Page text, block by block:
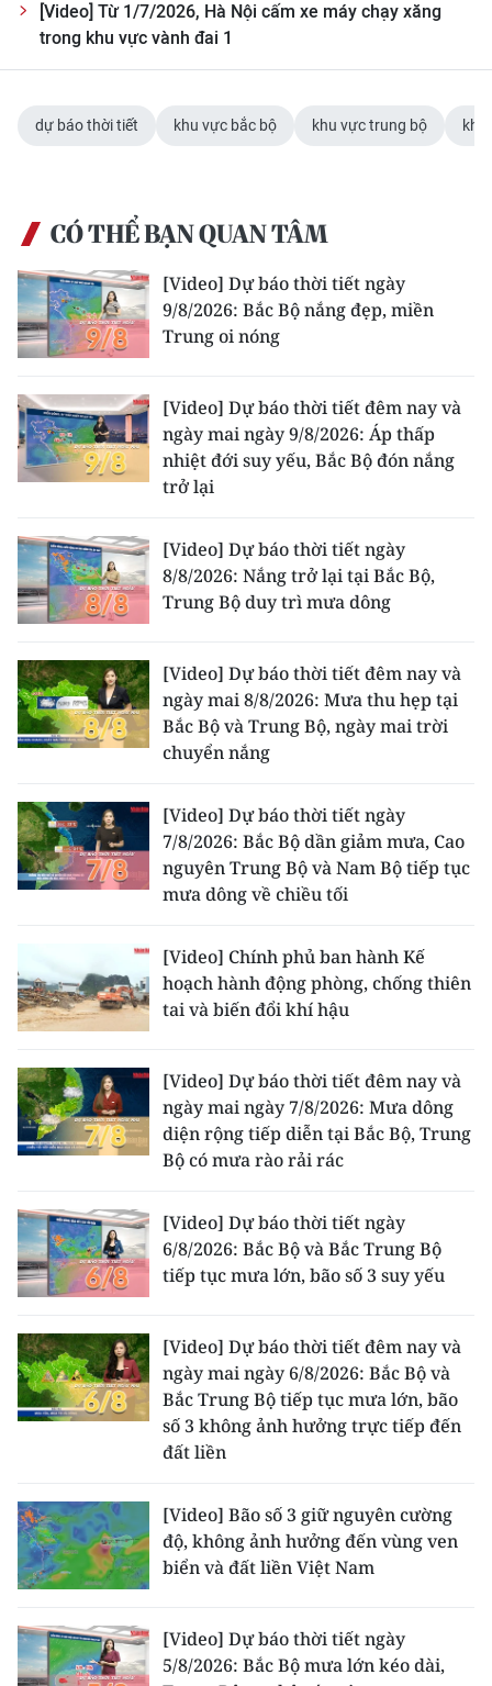
Media Chính trị
Media Kinh tế
Media Văn hóa
Media Pháp luật
Media Du lịch
Media Thế giới
Media Thể thao
Media Giáo dục
Media Y tế
Media Môi trường
Ảnh
TIN MỚI
Trung du và miền núi phía Bắc
Đồng bằng sông Hồng
Duyên hải Nam Trung Bộ và Tây
Nguyên
Đồng bằng sông Cửu Long
Chuyên trang Hà Nội
CHUYÊN ĐỀ
CÁC CHUYÊN TRANG
VỀ BÁO NHÂN DÂN
THỜI NAY
NHÂN DÂN HẰNG THÁNG
MUA BÁO
ĐỌC BÁO IN
[Video] Từ 1/7/2026, Hà Nội cấm xe máy chạy xăng
trong khu vực vành đai 1
dự báo thời tiết khu vực bắc bộ khu vực trung bộ khu
CÓ THỂ BẠN QUAN TÂM
[Video] Dự báo thời tiết ngày
9/8/2026: Bắc Bộ nắng đẹp, miền
Trung oi nóng
[Video] Dự báo thời tiết đêm nay và
ngày mai ngày 9/8/2026: Áp thấp
nhiệt đới suy yếu, Bắc Bộ đón nắng
trở lại
[Video] Dự báo thời tiết ngày
8/8/2026: Nắng trở lại tại Bắc Bộ,
Trung Bộ duy trì mưa dông
[Video] Dự báo thời tiết đêm nay và
ngày mai 8/8/2026: Mưa thu hẹp tại
Bắc Bộ và Trung Bộ, ngày mai trời
chuyển nắng
[Video] Dự báo thời tiết ngày
7/8/2026: Bắc Bộ dần giảm mưa, Cao
nguyên Trung Bộ và Nam Bộ tiếp tục
mưa dông về chiều tối
[Video] Chính phủ ban hành Kế
hoạch hành động phòng, chống thiên
tai và biến đổi khí hậu
[Video] Dự báo thời tiết đêm nay và
ngày mai ngày 7/8/2026: Mưa dông
diện rộng tiếp diễn tại Bắc Bộ, Trung
Bộ có mưa rào rải rác
[Video] Dự báo thời tiết ngày
6/8/2026: Bắc Bộ và Bắc Trung Bộ
tiếp tục mưa lớn, bão số 3 suy yếu
[Video] Dự báo thời tiết đêm nay và
ngày mai ngày 6/8/2026: Bắc Bộ và
Bắc Trung Bộ tiếp tục mưa lớn, bão
số 3 không ảnh hưởng trực tiếp đến
đất liền
[Video] Bão số 3 giữ nguyên cường
độ, không ảnh hưởng đến vùng ven
biển và đất liền Việt Nam
[Video] Dự báo thời tiết ngày
5/8/2026: Bắc Bộ mưa lớn kéo dài,